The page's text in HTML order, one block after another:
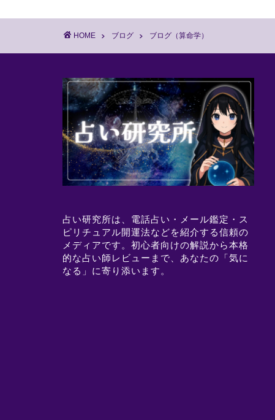
HOME ブログ ブログ（算命学）
占い研究所は、電話占い・メール鑑定・ス
ピリチュアル開運法などを紹介する信頼の
メディアです。初心者向けの解説から本格
的な占い師レビューまで、あなたの「気に
なる」に寄り添います。